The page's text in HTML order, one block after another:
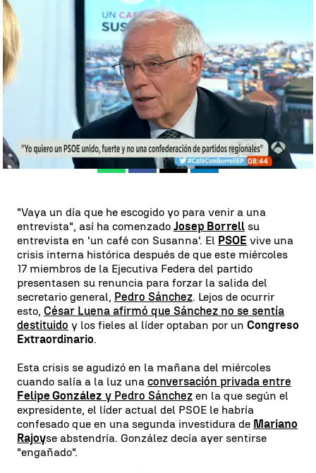
Borrell: "No quiero un secretario general del PSOE que sea un
'hombre de paja' de ningún poder territorial" |
Antena 3 Noticias
02 de julio de 2018, 23:42
WhatsappFacebook
X Linkedin
"Vaya un día que he escogido yo para venir a una
entrevista", así ha comenzado Josep Borrell su
entrevista en 'un café con Susanna'. El PSOE vive una
crisis interna histórica después de que este miércoles
17 miembros de la Ejecutiva Federa del partido
presentasen su renuncia para forzar la salida del
secretario general, Pedro Sánchez. Lejos de ocurrir
esto, César Luena afirmó que Sánchez no se sentía
destituido y los fieles al líder optaban por un Congreso
Extraordinario.
Esta crisis se agudizó en la mañana del miércoles
cuando salía a la luz una conversación privada entre
Felipe González y Pedro Sánchez en la que según el
expresidente, el líder actual del PSOE le habría
confesado que en una segunda investidura de Mariano
Rajoyse abstendría. González decía ayer sentirse
"engañado".